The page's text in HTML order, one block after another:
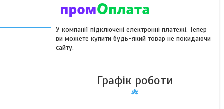
У компанії підключені електронні платежі. Тепер
ви можете купити будь-який товар не покидаючи
сайту.
Графік роботи